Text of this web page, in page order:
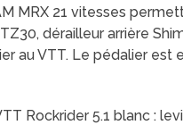
MRX 21 vitesses
dérailleur arrière
au VTT. Le pédalier
Rockrider 5.1 blanc :